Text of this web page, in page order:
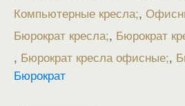
Компьютерные кресла ,
Бюрократ кресла , Бюрократ
, Бюрократ кресла офисные ,
Бюрократ